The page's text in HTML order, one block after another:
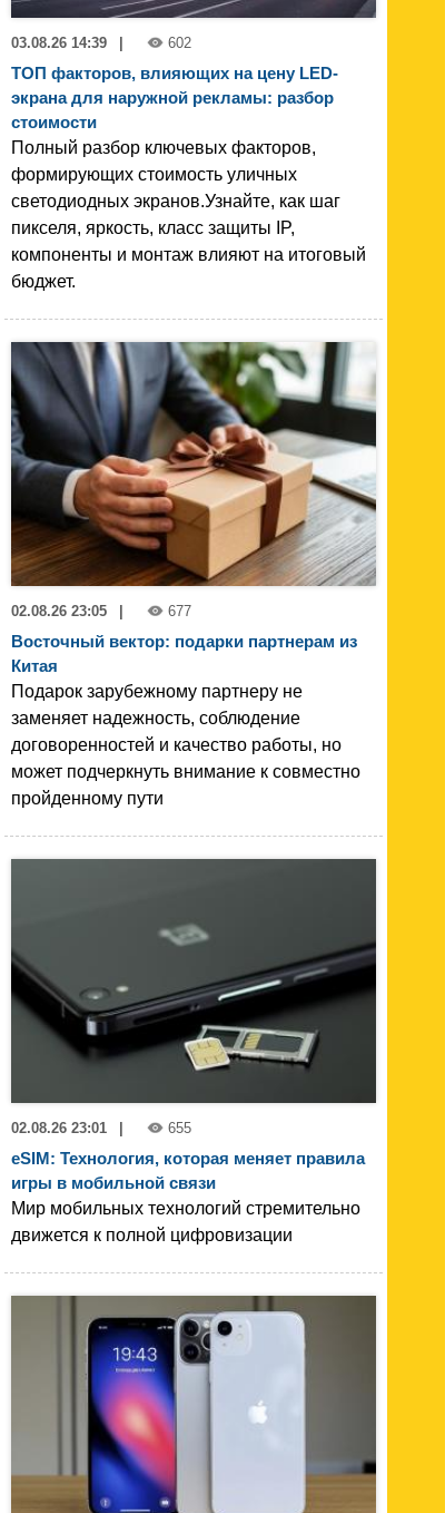
03.08.26 14:39 602
ТОП факторов, влияющих на цену LED-
экрана для наружной рекламы: разбор
стоимости
Полный разбор ключевых факторов,
формирующих стоимость уличных
светодиодных экранов.Узнайте, как шаг
пикселя, яркость, класс защиты IP,
компоненты и монтаж влияют на итоговый
бюджет.
02.08.26 23:05 677
Восточный вектор: подарки партнерам из
Китая
Подарок зарубежному партнеру не
заменяет надежность, соблюдение
договоренностей и качество работы, но
может подчеркнуть внимание к совместно
пройденному пути
02.08.26 23:01 | 655
eSIM: Технология, которая меняет правила
игры в мобильной связи
Мир мобильных технологий стремительно
движется к полной цифровизации